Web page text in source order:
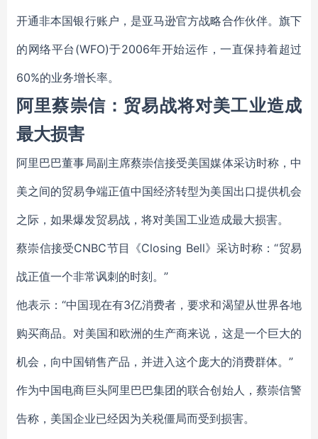
开通非本国银行账户，是亚马逊官方战略合作伙伴。旗下
的网络平台(WFO)于2006年开始运作，一直保持着超过
60%的业务增长率。
阿里蔡崇信：贸易战将对美工业造成
最大损害
阿里巴巴董事局副主席蔡崇信接受美国媒体采访时称，中
美之间的贸易争端正值中国经济转型为美国出口提供机会
之际，如果爆发贸易战，将对美国工业造成最大损害。
蔡崇信接受CNBC节目《Closing Bell》采访时称：“贸易
战正值一个非常讽刺的时刻。”
他表示：“中国现在有3亿消费者，要求和渴望从世界各地
购买商品。对美国和欧洲的生产商来说，这是一个巨大的
机会，向中国销售产品，并进入这个庞大的消费群体。”
作为中国电商巨头阿里巴巴集团的联合创始人，蔡崇信警
告称，美国企业已经因为关税僵局而受到损害。